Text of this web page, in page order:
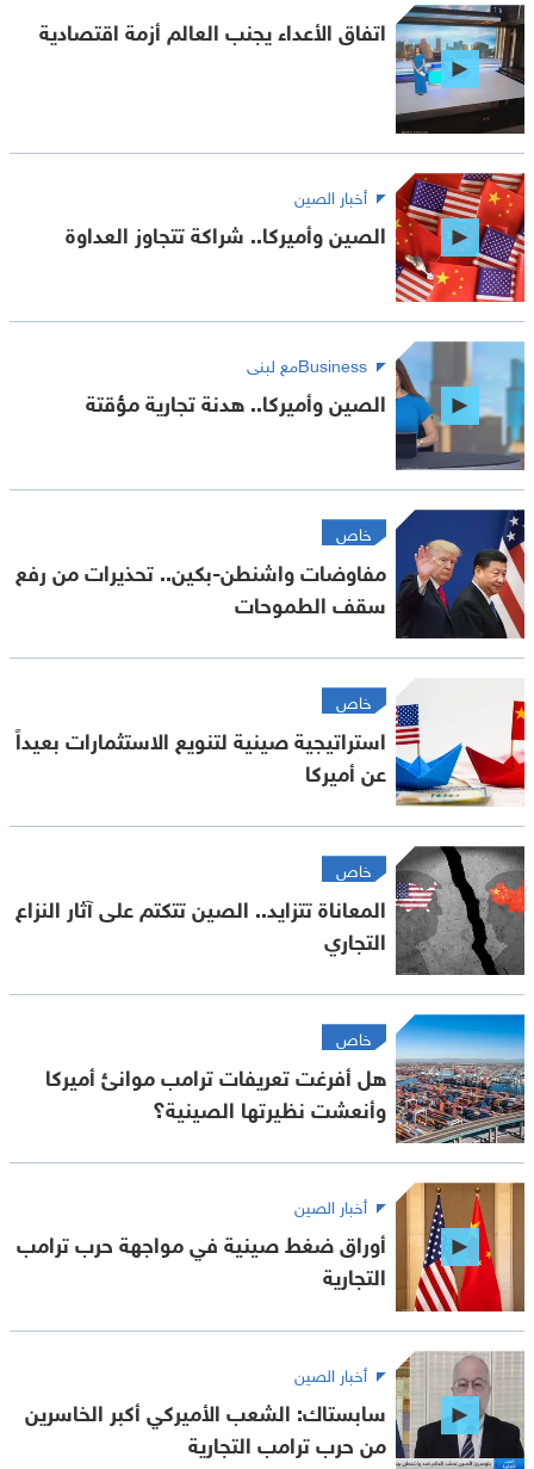
اتفاق الأعداء يجنب العالم أزمة اقتصادية
أخبار الصين
الصين وأميركا.. شراكة تتجاوز العداوة
Businessمع لبنى
الصين وأميركا.. هدنة تجارية مؤقتة
خاص
مفاوضات واشنطن-بكين.. تحذيرات من رفع
سقف الطموحات
خاص
استراتيجية صينية لتنويع الاستثمارات بعيداً
عن أميركا
خاص
المعاناة تتزايد.. الصين تتكتم على آثار النزاع
التجاري
خاص
هل أفرغت تعريفات ترامب موانئ أميركا
وأنعشت نظيرتها الصينية؟
أخبار الصين
أوراق ضغط صينية في مواجهة حرب ترامب
التجارية
أخبار الصين
سابستاك: الشعب الأميركي أكبر الخاسرين
من حرب ترامب التجارية